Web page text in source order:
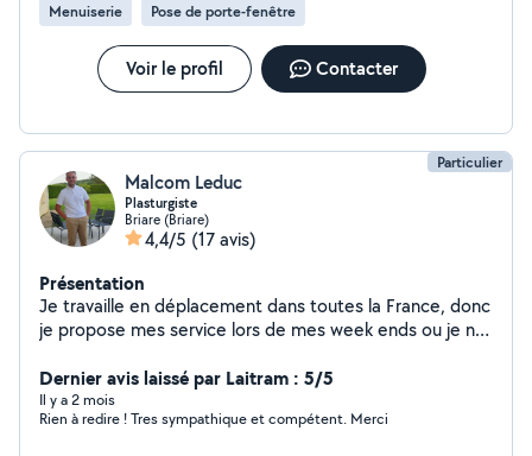
Menuiserie Pose de porte-fenêtre
Voir le profil Contacter
Particulier
Malcom Leduc
Plasturgiste
Briare (Briare)
4,4/5 (17 avis)
Présentation
Je travaille en déplacement dans toutes la France, donc
je propose mes service lors de mes week ends ou je ne
Dernier avis laissé par Laitram : 5/5
Il y a 2 mois
Rien à redire ! Tres sympathique et compétent. Merci